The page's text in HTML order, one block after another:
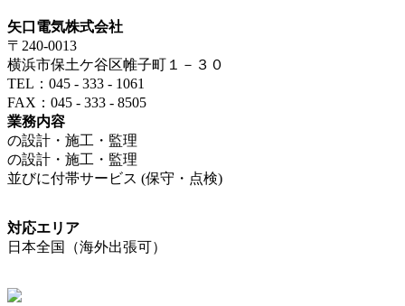
矢口電気株式会社
〒240-0013
横浜市保土ケ谷区帷子町１－３０
TEL：045 - 333 - 1061
FAX：045 - 333 - 8505
業務内容
の設計・施工・監理
の設計・施工・監理
並びに付帯サービス (保守・点検)
対応エリア
日本全国（海外出張可）